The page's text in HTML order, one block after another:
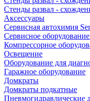
Стенды развал -
Аксессуары
Сервисная автохимия
Сервисное
Компрессорное
Освещение
Оборудование для
Гаражное оборудование
Домкраты
Домкраты подкатные
Пневмогидравлические